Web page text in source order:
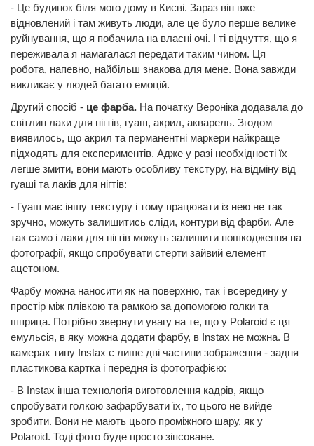
- Це будинок біля мого дому в Києві. Зараз він вже
відновлений і там живуть люди, але це було перше велике
руйнування, що я побачила на власні очі. І ті відчуття, що я
переживала я намагалася передати таким чином. Ця
робота, напевно, найбільш знакова для мене. Вона завжди
викликає у людей багато емоцій.
Другий спосіб - це фарба. На початку Вероніка додавала до
світлин лаки для нігтів, гуаш, акрил, акварель. Згодом
виявилось, що акрил та перманентні маркери найкраще
підходять для експериментів. Адже у разі необхідності їх
легше змити, вони мають особливу текстуру, на відміну від
гуаші та лаків для нігтів:
- Гуаш має іншу текстуру і тому працювати із нею не так
зручно, можуть залишитись сліди, контури від фарби. Але
так само і лаки для нігтів можуть залишити пошкодження на
фотографії, якщо спробувати стерти зайвий елемент
ацетоном.
Фарбу можна наносити як на поверхню, так і всередину у
простір між плівкою та рамкою за допомогою голки та
шприца. Потрібно звернути увагу на те, що у Polaroid є ця
емульсія, в яку можна додати фарбу, в Instax не можна. В
камерах типу Instax є лише дві частини зображення - задня
пластикова картка і передня із фотографією:
- В Instax інша технологія виготовлення кадрів, якщо
спробувати голкою зафарбувати їх, то цього не вийде
зробити. Вони не мають цього проміжного шару, як у
Polaroid. Тоді фото буде просто зіпсоване.